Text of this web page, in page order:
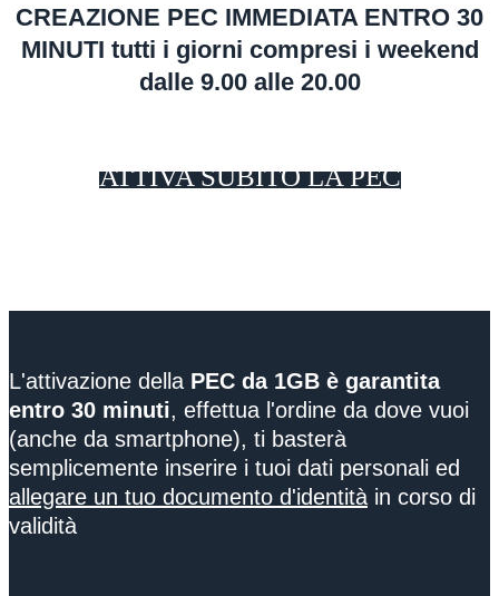
CREAZIONE PEC IMMEDIATA ENTRO 30
MINUTI tutti i giorni compresi i weekend
dalle 9.00 alle 20.00
ATTIVA SUBITO LA PEC
L'attivazione della PEC da 1GB è garantita
entro 30 minuti, effettua l'ordine da dove vuoi
(anche da smartphone), ti basterà
semplicemente inserire i tuoi dati personali ed
allegare un tuo documento d'identità in corso di
validità